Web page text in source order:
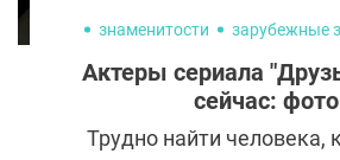
знаменитости зарубежные
Актеры сериала
сейчас: фото
Трудно найти человека,